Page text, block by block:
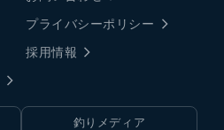
プライバシーポリシー
採用情報
釣りメディア